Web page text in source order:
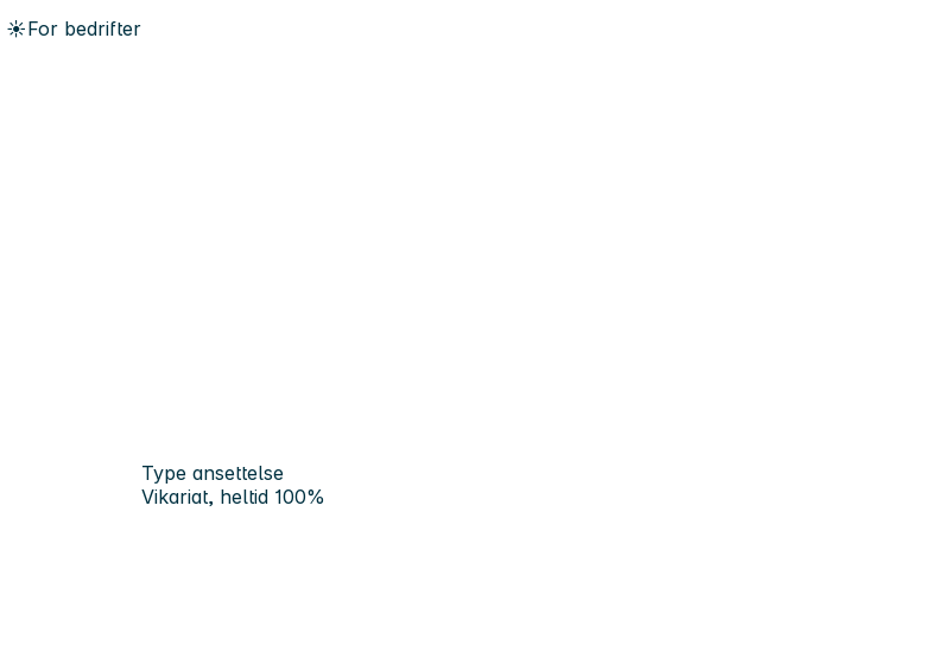
☀️For bedrifter
Type ansettelse
Vikariat, heltid 100%